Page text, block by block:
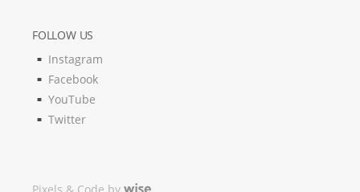
FOLLOW US
Instagram
Facebook
YouTube
Twitter
Pixels & Code by